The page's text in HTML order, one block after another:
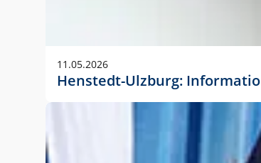
11.05.2026
Henstedt-Ulzburg: